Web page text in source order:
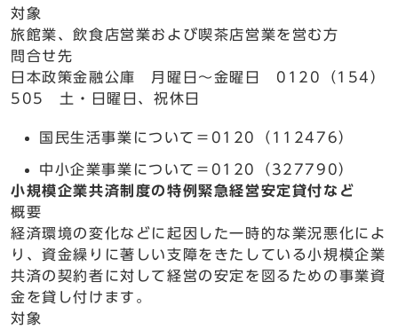
対象
旅館業、飲食店営業および喫茶店営業を営む方
問合せ先
日本政策金融公庫 月曜日～金曜日 0120（154）
505 土・日曜日、祝休日
国民生活事業について＝0120（112476）
中小企業事業について＝0120（327790）
小規模企業共済制度の特例緊急経営安定貸付など
概要
経済環境の変化などに起因した一時的な業況悪化によ
り、資金繰りに著しい支障をきたしている小規模企業
共済の契約者に対して経営の安定を図るための事業資
金を貸し付けます。
対象